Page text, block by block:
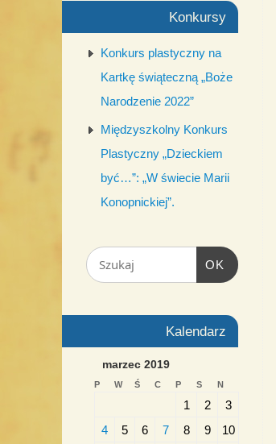
Konkursy
Konkurs plastyczny na
Kartkę świąteczną „Boże
Narodzenie 2022”
Międzyszkolny Konkurs
Plastyczny „Dzieckiem
być…”: „W świecie Marii
Konopnickiej”.
OK
Kalendarz
marzec 2019
P W Ś C P S N
1 2
3
4
5 6 7 8 9 10